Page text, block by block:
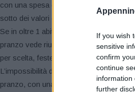
If you wish
sensitive
confirm
continue
information
further
con una spesa di 55 euro a famiglia in
sotto dei valori del passato con
Se in oltre 1 abitazione su 5 (21%) si
pranzo vede riunite da 3 a 4 persone.
per scelta, festeggia da sola, magari
L’impossibilità di uscire si riflette
pranzo, con una media di 1,9 ore ma fra